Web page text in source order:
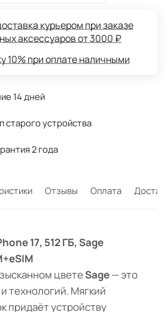
курьером при заказе
аксессуаров от 3000 ₽
10% при оплате наличными
14 дней
старого устройства
2 года
Отзывы Оплата
17, 512 ГБ, Sage
цветеSage— это
технологий. Мягкий
придаёт устройству